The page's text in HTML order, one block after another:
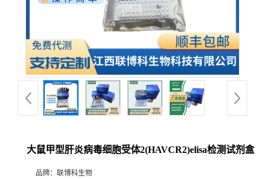
大鼠甲型肝炎病毒细胞受体2(HAVCR2)elisa检测试剂盒
品牌： 联博科生物